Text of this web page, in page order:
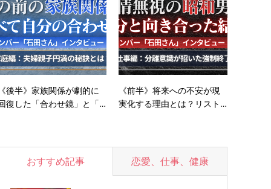
後半》家族関係が劇的に
復した「合わせ鏡」と「…
《前半》将来への不安が現
実化する理由とは？リスト…
おすすめ記事 恋愛、仕事、健康